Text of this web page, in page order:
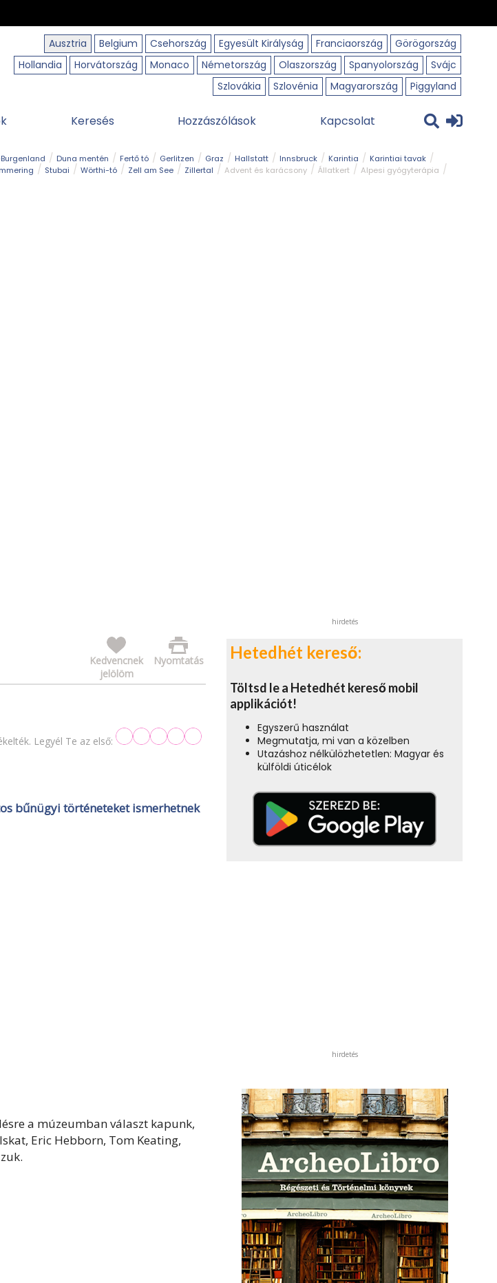
Ausztria
Belgium Csehország Egyesült Királyság Franciaország
Görögország
Hollandia
Horvátország Monaco Németország Olaszország Spanyolország
Svájc
Szlovákia
Szlovénia Magyarország Piggyland
Keresés Hozzászólások Kapcsolat
Duna mentén Fertő tó Gerlitzen Graz Hallstatt Innsbruck Karintia
Karintiai tavak
Stubai Wörthi-tó Zell am See Zillertal Advent és karácsony Állatkert
Alpesi gyógyterápia
Nyomtatás
Kedvencnek
jelölöm
Legyél Te az első:
bűnügyi történeteket ismerhetnek
a múzeumban választ kapunk,
Eric Hebborn, Tom Keating,
hirdetés
Hetedhét kereső:
Töltsd le a Hetedhét kereső mobil
applikációt!
Egyszerű használat
Megmutatja, mi van a közelben
Utazáshoz nélkülözhetetlen: Magyar és
külföldi úticélok
hirdetés